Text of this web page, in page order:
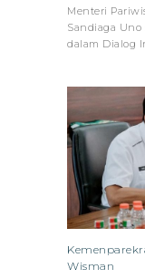
Menteri
Sandiaga
dalam Dialog
Wisman